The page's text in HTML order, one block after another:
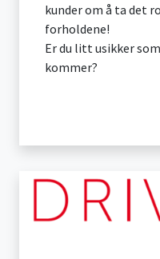
kunder om å ta det
forholdene!
Er du litt usikker
kommer?